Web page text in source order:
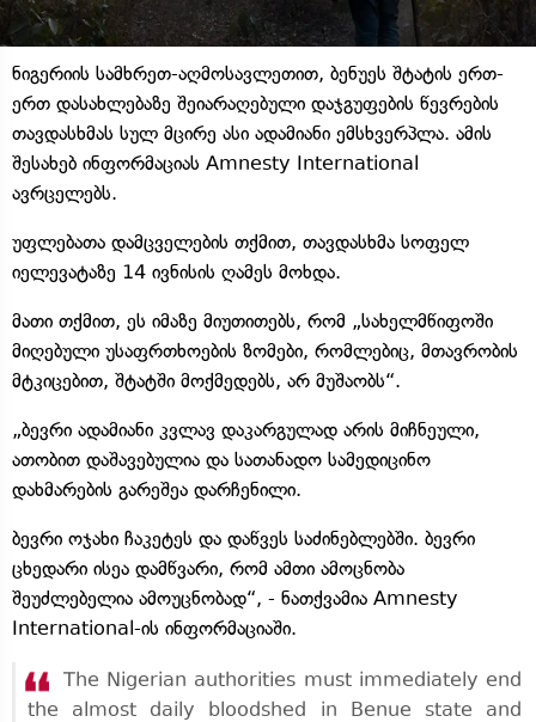
ნიგერიის სამხრეთ-აღმოსავლეთით, ბენუეს შტატის ერთ-
ერთ დასახლებაზე შეიარაღებული დაჯგუფების წევრების
თავდასხმას სულ მცირე ასი ადამიანი ემსხვერპლა. ამის
შესახებ ინფორმაციას Amnesty International
ავრცელებს.
უფლებათა დამცველების თქმით, თავდასხმა სოფელ
იელევატაზე 14 ივნისის ღამეს მოხდა.
მათი თქმით, ეს იმაზე მიუთითებს, რომ „სახელმწიფოში
მიღებული უსაფრთხოების ზომები, რომლებიც, მთავრობის
მტკიცებით, შტატში მოქმედებს, არ მუშაობს“.
„ბევრი ადამიანი კვლავ დაკარგულად არის მიჩნეული,
ათობით დაშავებულია და სათანადო სამედიცინო
დახმარების გარეშეა დარჩენილი.
ბევრი ოჯახი ჩაკეტეს და დაწვეს საძინებლებში. ბევრი
ცხედარი ისეა დამწვარი, რომ ამთი ამოცნობა
შეუძლებელია ამოუცნობად“, - ნათქვამია Amnesty
International-ის ინფორმაციაში.
The Nigerian authorities must immediately end
the almost daily bloodshed in Benue state and